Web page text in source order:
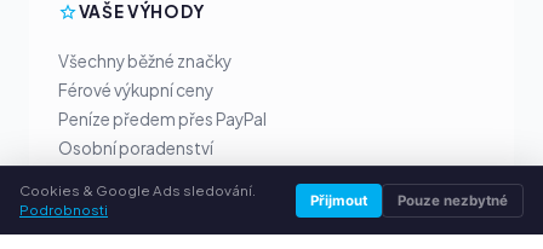
VAŠE VÝHODY
Všechny běžné značky
Férové výkupní ceny
Peníze předem přes PayPal
Osobní poradenství
Cookies & Google Ads sledování.
Podrobnosti
Přijmout Pouze nezbytné